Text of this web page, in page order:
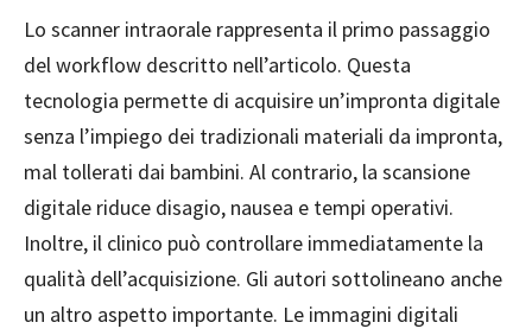
Lo scanner intraorale rappresenta il primo passaggio
del workflow descritto nell’articolo. Questa
tecnologia permette di acquisire un’impronta digitale
senza l’impiego dei tradizionali materiali da impronta,
mal tollerati dai bambini. Al contrario, la scansione
digitale riduce disagio, nausea e tempi operativi.
Inoltre, il clinico può controllare immediatamente la
qualità dell’acquisizione. Gli autori sottolineano anche
un altro aspetto importante. Le immagini digitali